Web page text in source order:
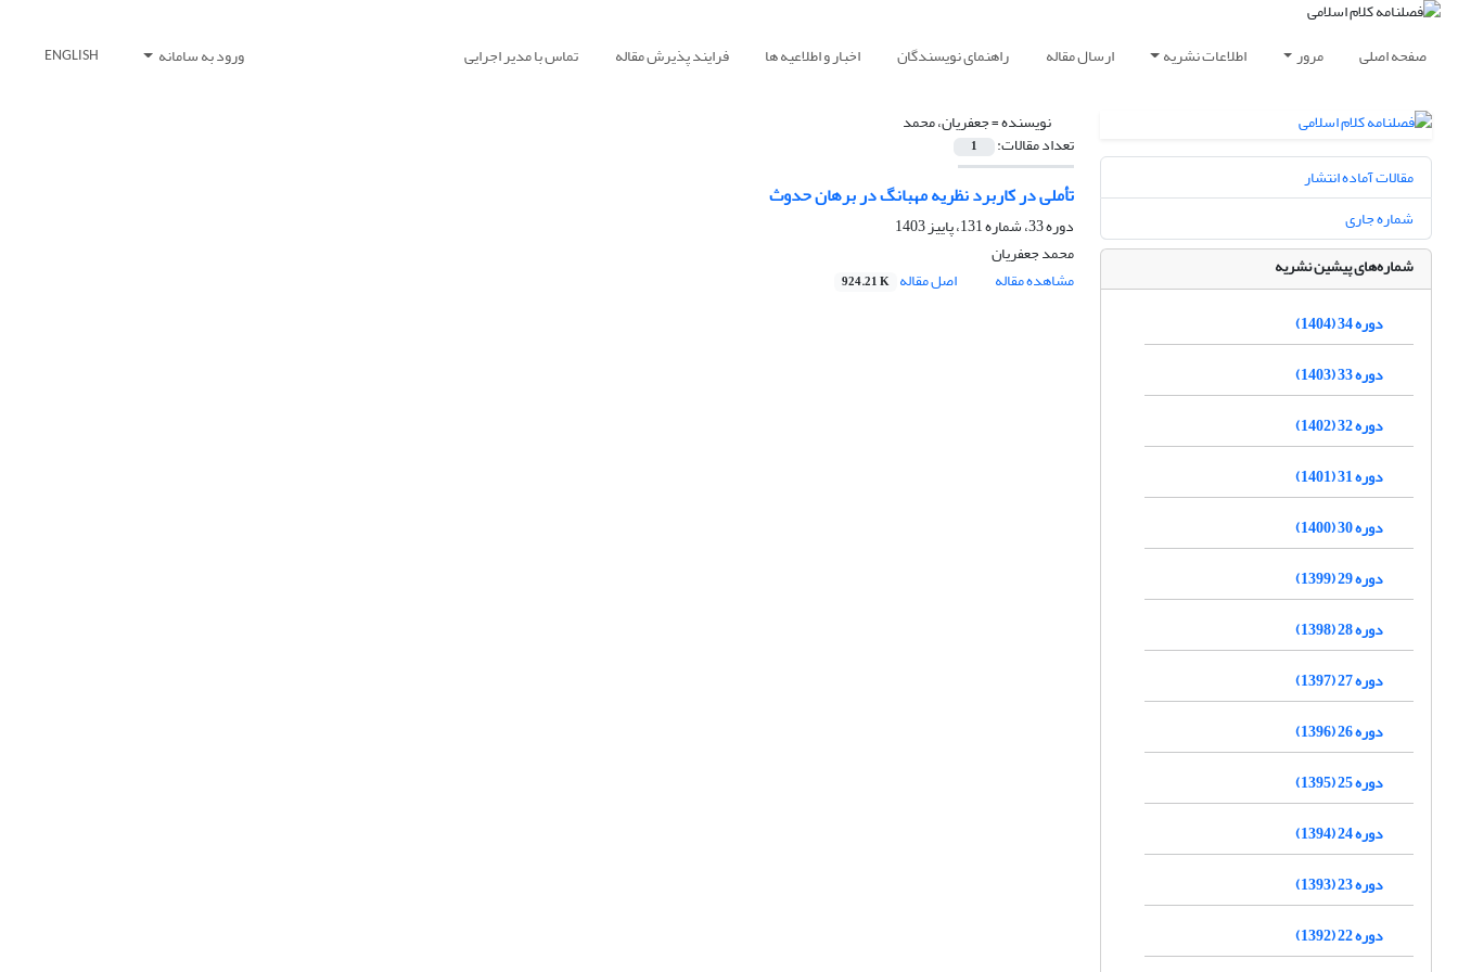
صفحه اصلی مرور اطلاعات نشریه ارسال مقاله راهنمای نویسندگان اخبار و اطلاعیه ها فرایند پذیرش مقاله تماس با مدیر اجرایی ورود به سامانه ENGLISH
نویسنده =جعفریان، محمد
تعداد مقالات: 1
تأملی در کاربرد نظریه مهبانگ در برهان حدوث
دوره 33، شماره 131، پاییز 1403
محمد جعفریان
مشاهده مقاله
اصل مقاله 924.21 K
مقالات آماده انتشار
شماره جاری
شماره‌های پیشین نشریه
دوره 34 (1404)
دوره 33 (1403)
دوره 32 (1402)
دوره 31 (1401)
دوره 30 (1400)
دوره 29 (1399)
دوره 28 (1398)
دوره 27 (1397)
دوره 26 (1396)
دوره 25 (1395)
دوره 24 (1394)
دوره 23 (1393)
دوره 22 (1392)